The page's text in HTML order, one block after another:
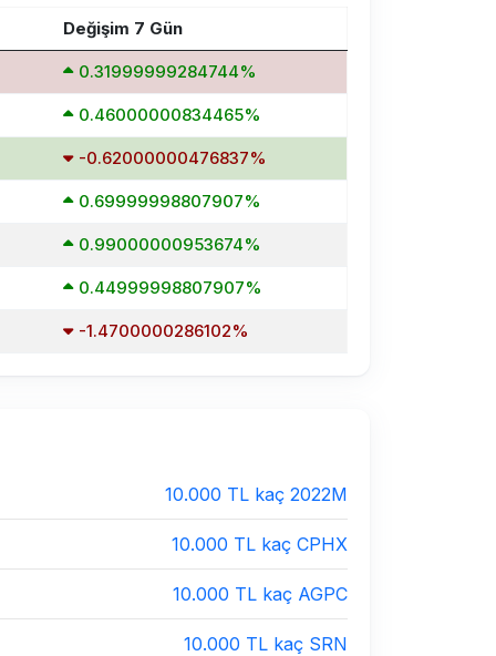
Değişim 7 Gün
0.31999999284744%
0.46000000834465%
-0.62000000476837%
0.69999998807907%
0.99000000953674%
0.44999998807907%
-1.4700000286102%
10.000 TL kaç 2022M
10.000 TL kaç CPHX
10.000 TL kaç AGPC
10.000 TL kaç SRN